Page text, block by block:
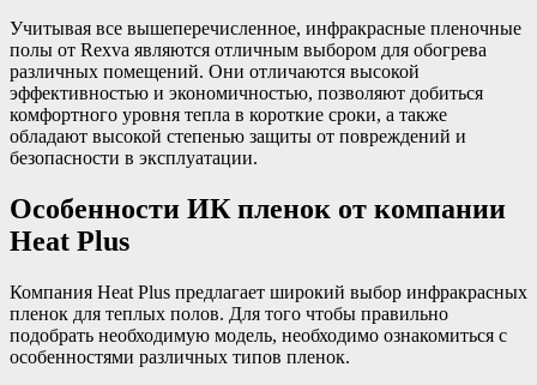
Учитывая все вышеперечисленное, инфракрасные пленочные
полы от Rexva являются отличным выбором для обогрева
различных помещений. Они отличаются высокой
эффективностью и экономичностью, позволяют добиться
комфортного уровня тепла в короткие сроки, а также
обладают высокой степенью защиты от повреждений и
безопасности в эксплуатации.
Особенности ИК пленок от компании
Heat Plus
Компания Heat Plus предлагает широкий выбор инфракрасных
пленок для теплых полов. Для того чтобы правильно
подобрать необходимую модель, необходимо ознакомиться с
особенностями различных типов пленок.